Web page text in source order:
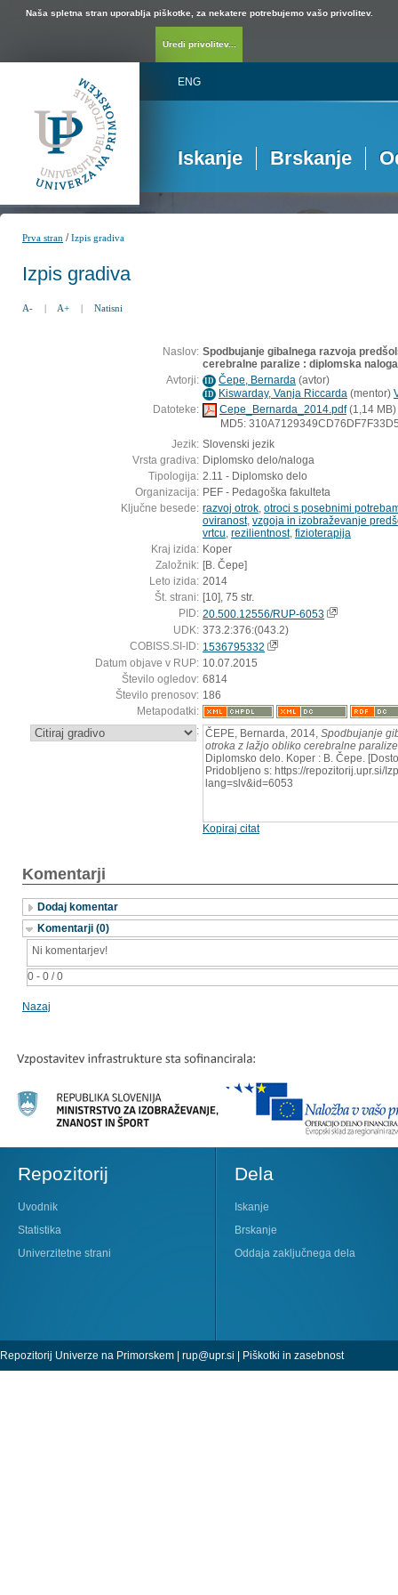
Naša spletna stran uporablja piškotke, za nekatere potrebujemo vašo privolitev.
Uredi privolitev...
ENG
Iskanje Brskanje
Prva stran /Izpis gradiva
Izpis gradiva
A- | A+ | Natisni
Naslov: Spodbujanje gibalnega razvoja
cerebralne paralize : diplomska naloga
Avtorji: ID Čepe, Bernarda (avtor)
ID Kiswarday, Vanja Riccarda (mentor)
Datoteke:
Cepe_Bernarda_2014.pdf(1,14 MB)
MD5:
Jezik: Slovenski jezik
Vrsta gradiva: Diplomsko delo/naloga
Tipologija: 2.11 - Diplomsko delo
Organizacija: PEF - Pedagoška fakulteta
Ključne besede: razvoj otrok otroci s posebnimi
oviranost, vzgoja in izobraževanje
vrtcu rezilientnost, fizioterapija
Kraj izida: Koper
Založnik: [B. Čepe]
Leto izida: 2014
Št. strani: [10], 75 str.
PID: 20.500.12556/RUP-6053
UDK: 373.2:376:(043.2)
COBISS.SI-ID: 1536795332
Datum objave v RUP: 10.07.2015
Število ogledov: 6814
Število prenosov: 186
Metapodatki:
: ČEPE, Bernarda, 2014, Spodbujanje
otroka z lažjo obliko cerebralne
Diplomsko delo. Koper : B. Čepe.
Pridobljeno s: https://repozitorij.upr.si/
lang=slv&id=6053
Kopiraj citat
Komentarji
Dodaj komentar
Komentarji (0)
0 - 0 / 0
Ni komentarjev!
Nazaj
Repozitorij
Uvodnik
Statistika
Univerzitetne strani
Dela
Iskanje
Brskanje
Oddaja zaključnega dela
Repozitorij Univerze na Primorskem | rup@upr.si Piškotki in zasebnost